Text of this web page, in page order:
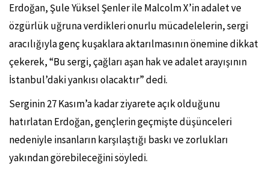
a
l
c
o
l
m
X
v
Ş
u
l
Y
k
Erdoğan, Şule Yüksel Şenler ile Malcolm X’in adalet ve
özgürlük uğruna verdikleri onurlu mücadelelerin, sergi
aracılığıyla genç kuşaklara aktarılmasının önemine dikkat
çekerek, “Bu sergi, çağları aşan hak ve adalet arayışının
İstanbul’daki yankısı olacaktır” dedi.
Serginin 27 Kasım’a kadar ziyarete açık olduğunu
hatırlatan Erdoğan, gençlerin geçmişte düşünceleri
nedeniyle insanların karşılaştığı baskı ve zorlukları
yakından görebileceğini söyledi.